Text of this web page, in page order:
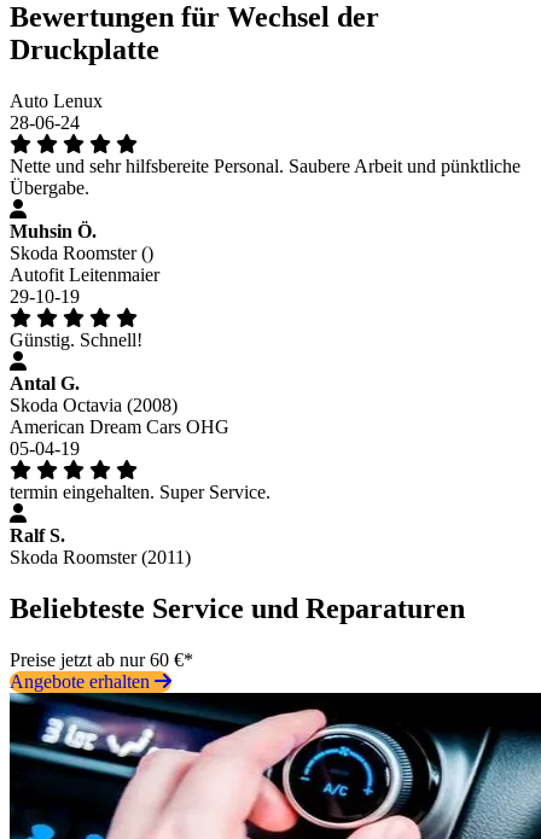
Bewertungen für Wechsel der
Druckplatte
Auto Lenux
28-06-24
Nette und sehr hilfsbereite Personal. Saubere Arbeit und pünktliche
Übergabe.
Muhsin Ö.
Skoda Roomster ()
Autofit Leitenmaier
29-10-19
Günstig. Schnell!
Antal G.
Skoda Octavia (2008)
American Dream Cars OHG
05-04-19
termin eingehalten. Super Service.
Ralf S.
Skoda Roomster (2011)
Beliebteste Service und Reparaturen
Preise jetzt ab nur 60 €*
Angebote erhalten